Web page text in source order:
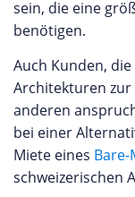
sein, die eine
benötigen.
Auch Kunden,
Architekturen
anderen
bei einer
Miete eines Bare-
schweizerischen